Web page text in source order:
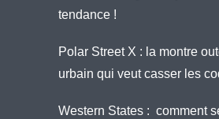
tendance !
Polar Street X : la montre
urbain qui veut casser les
Western States : comment